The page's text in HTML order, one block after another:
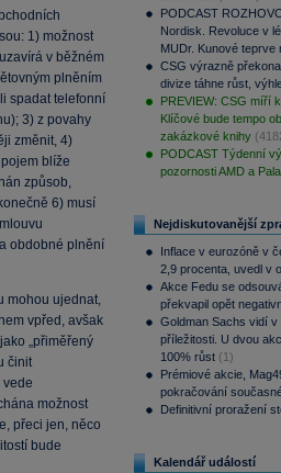
1) možnost
v běžném
plněním
spadat telefonní
3) z povahy
změnit, 4)
blíže
způsob,
6) musí
obdobné plnění
mohou ujednat,
vpřed, avšak
„přiměřený
činit
vede
možnost
přeci jen, něco
bude
PODCAST
Nordisk. Revoluce v
MUDr. Kunové teprve
CSG výrazně
divize táhne růst,
PREVIEW: CSG míří
Klíčové bude tempo
zakázkové knihy
PODCAST Týdenní
pozornosti AMD a
Nejdiskutovanější
Inflace v eurozóně v
2,9 procenta, uvedl v
Akce Fedu se
překvapil opět
Goldman Sachs vidí
příležitosti. U dvou
100% růst (1)
Prémiové akcie,
pokračování
Definitivní proražení
Kalendář událostí